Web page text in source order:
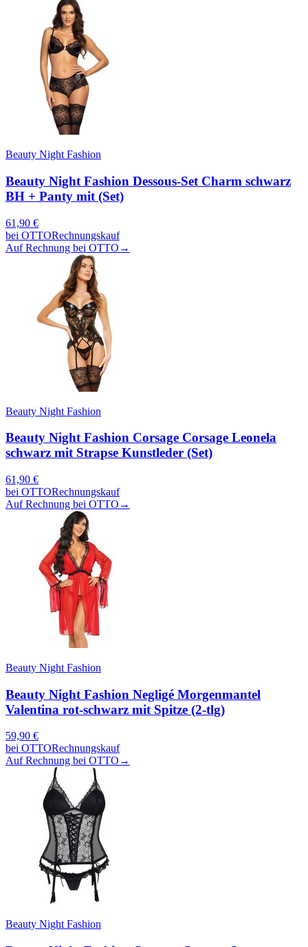
Beauty Night Fashion
Beauty Night Fashion Dessous-Set Charm schwarz
BH + Panty mit (Set)
61,90 €
bei OTTORechnungskauf
Auf Rechnung bei OTTO →
Beauty Night Fashion
Beauty Night Fashion Corsage Corsage Leonela
schwarz mit Strapse Kunstleder (Set)
61,90 €
bei OTTORechnungskauf
Auf Rechnung bei OTTO →
Beauty Night Fashion
Beauty Night Fashion Negligé Morgenmantel
Valentina rot-schwarz mit Spitze (2-tlg)
59,90 €
bei OTTORechnungskauf
Auf Rechnung bei OTTO →
Beauty Night Fashion